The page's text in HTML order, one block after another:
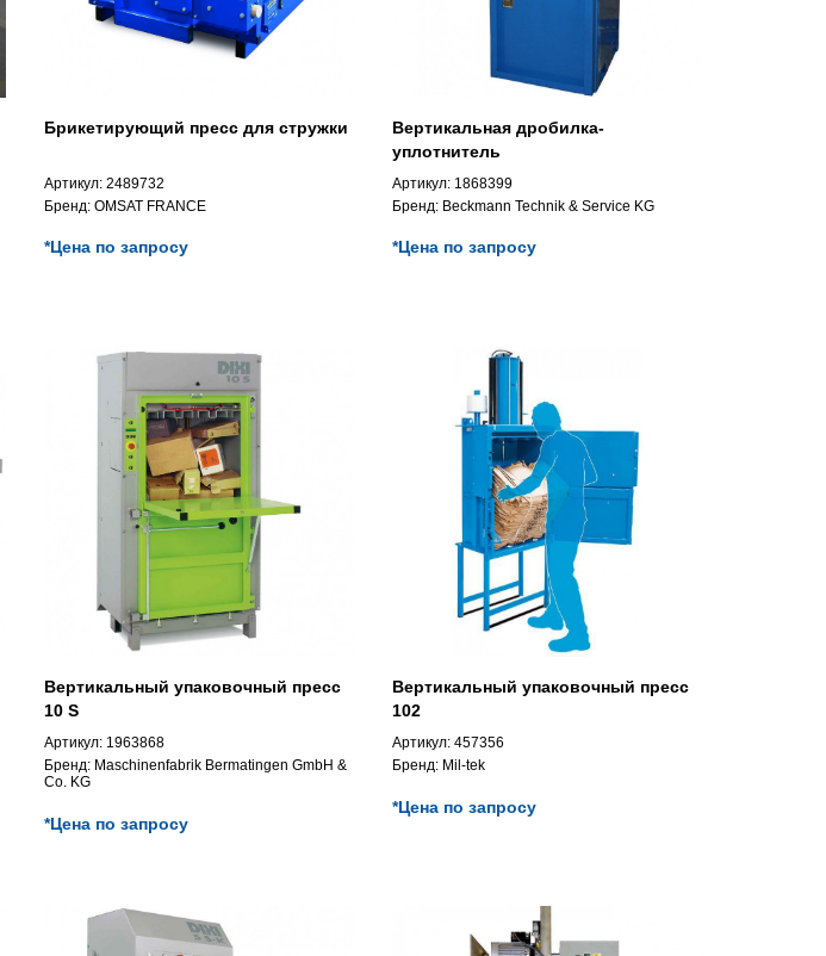
Брикетирующий пресс для стружки
Артикул: 2489732
Бренд: OMSAT FRANCE
*Цена по запросу
Вертикальная дробилка-
уплотнитель
Артикул: 1868399
Бренд: Beckmann Technik & Service KG
*Цена по запросу
Вертикальный упаковочный пресс
10 S
Артикул: 1963868
Бренд: Maschinenfabrik Bermatingen GmbH &
Co. KG
*Цена по запросу
Вертикальный упаковочный пресс
102
Артикул: 457356
Бренд: Mil-tek
*Цена по запросу